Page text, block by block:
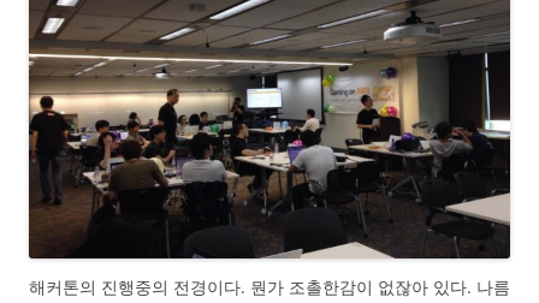
해커톤의 진행중의 전경이다. 뭔가 조촐한감이 없잖아 있다. 나름